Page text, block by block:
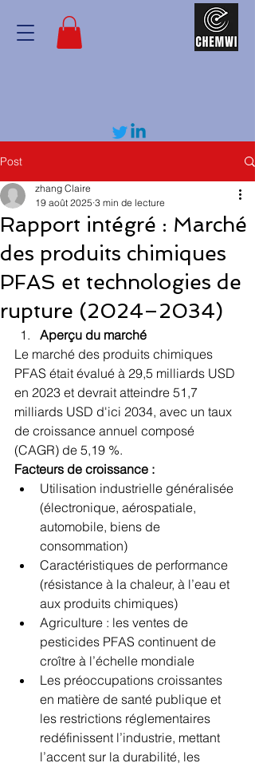
Post
Rapport intégré : Marché
des produits chimiques
PFAS et technologies de
rupture (2024–2034)
zhang Claire
19 août 2025 3 min de lecture
Aperçu du marché
Le marché des produits chimiques
PFAS était évalué à 29,5 milliards USD
en 2023 et devrait atteindre 51,7
milliards USD d'ici 2034, avec un taux
de croissance annuel composé
(CAGR) de 5,19 %.
Facteurs de croissance :
Utilisation industrielle généralisée
(électronique, aérospatiale,
automobile, biens de
consommation)
Caractéristiques de performance
(résistance à la chaleur, à l’eau et
aux produits chimiques)
Agriculture : les ventes de
pesticides PFAS continuent de
croître à l’échelle mondiale
Les préoccupations croissantes
en matière de santé publique et
les restrictions réglementaires
redéfinissent l’industrie, mettant
l’accent sur la durabilité, les